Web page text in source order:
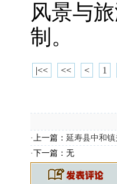
风景与
制。
|<< << < 1
·上一篇： 延寿县中和
·下一篇：无